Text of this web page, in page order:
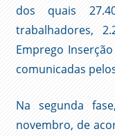
dos quais
trabalhadores,
Emprego
comunicadas
Na segunda
novembro, de